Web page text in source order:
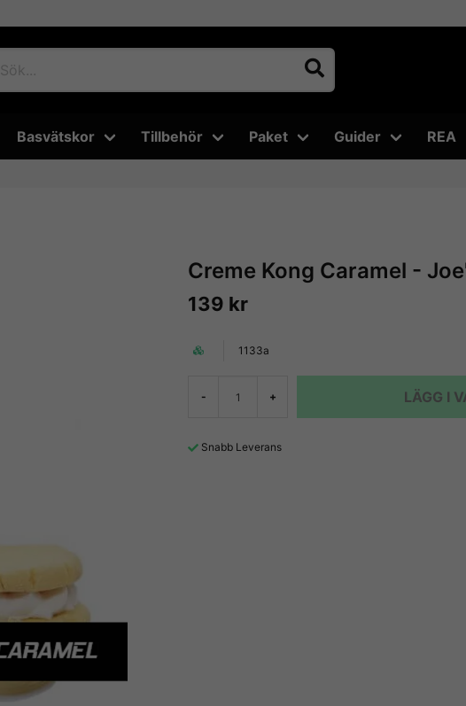
Basvätskor Tillbehör Paket Guider REA
Creme Kong Caramel -
139 kr
1133a
- + LÄGG I
Snabb Leverans